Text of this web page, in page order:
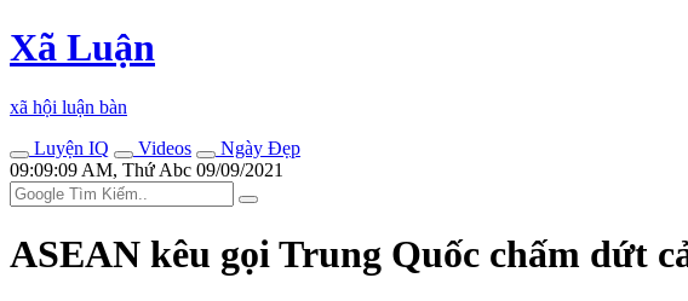
Xã Luận
xã hội luận bàn
Luyện IQ
Videos
Ngày Đẹp
09:09:09 AM, Thứ Abc 09/09/2021
ASEAN kêu gọi Trung Quốc chấm dứt